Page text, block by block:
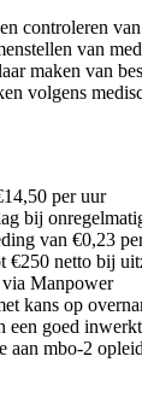
controleren
van
maken van
volgens
per uur
bij
van €0,23
€250 netto bij
Manpower
kans op
een goed
aan mbo-2